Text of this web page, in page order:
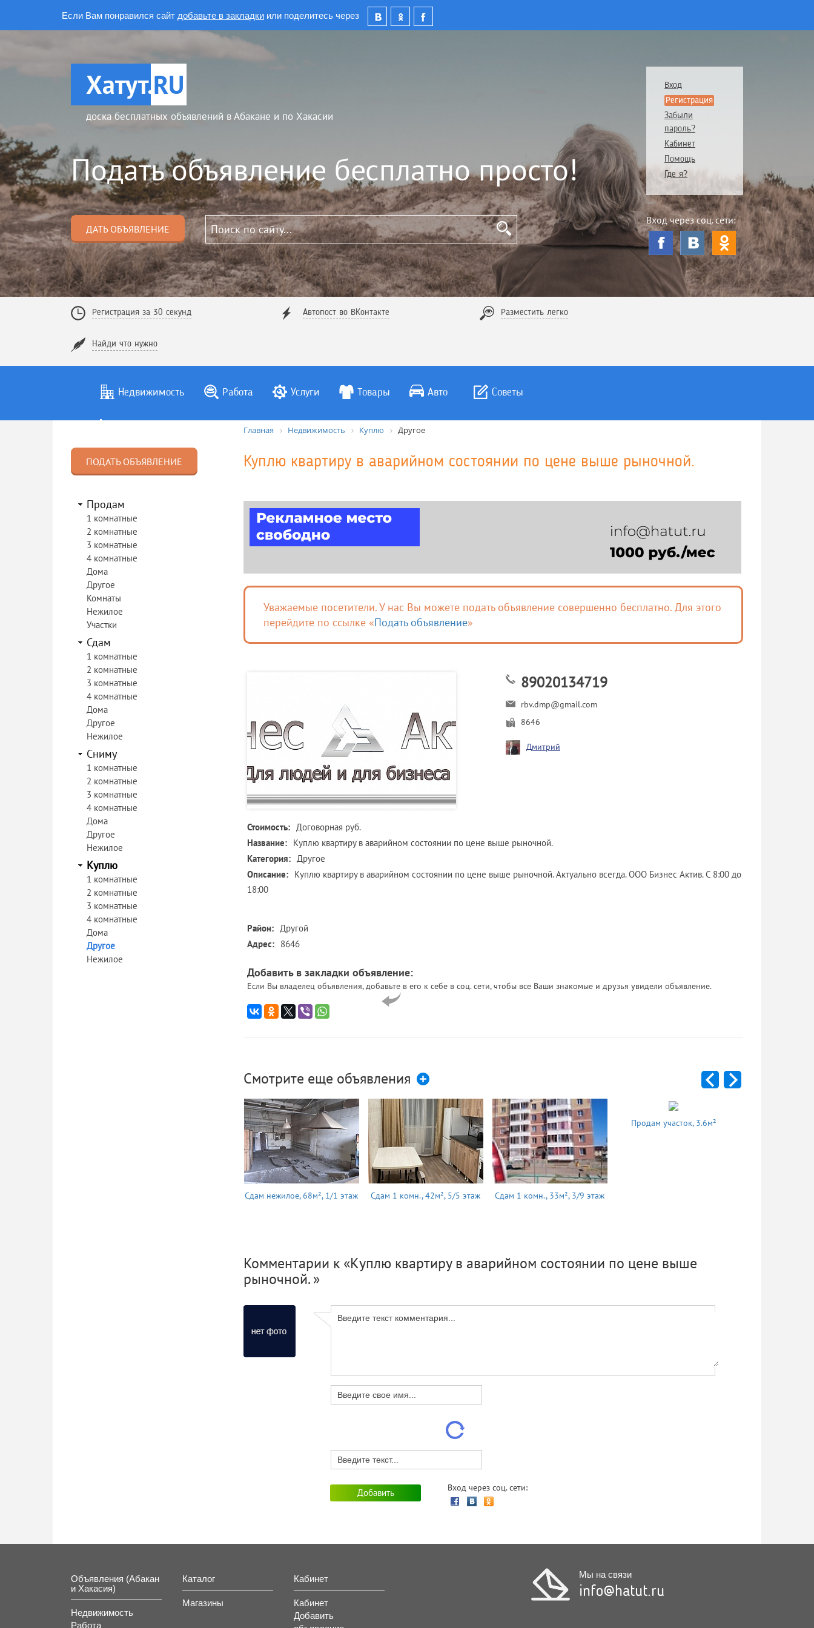
Если Вам понравился сайт добавьте в закладки или поделитесь через
Хатут.RU
доска бесплатных объявлений в Абакане и по Хакасии
Подать объявление бесплатно просто!
ДАТЬ ОБЪЯВЛЕНИЕ
Вход
Регистрация
Забыли
пароль?
Кабинет
Помощь
Где я?
Вход через соц. сети:
Регистрация за 30 секунд Автопост во ВКонтакте Разместить легко
Найди что нужно
Недвижимость Работа Услуги Товары Авто Советы
ПОДАТЬ ОБЪЯВЛЕНИЕ
Продам
1 комнатные
2 комнатные
3 комнатные
4 комнатные
Дома
Другое
Комнаты
Нежилое
Участки
Сдам
1 комнатные
2 комнатные
3 комнатные
4 комнатные
Дома
Другое
Нежилое
Сниму
1 комнатные
2 комнатные
3 комнатные
4 комнатные
Дома
Другое
Нежилое
Куплю
1 комнатные
2 комнатные
3 комнатные
4 комнатные
Дома
Другое
Нежилое
Главная Недвижимость Куплю Другое
Куплю квартиру в аварийном состоянии по цене выше рыночной.
Уважаемые посетители. У нас Вы можете подать объявление совершенно бесплатно. Для этого
перейдите по ссылке «Подать объявление»
89020134719
rbv.dmp@gmail.com
8646
Дмитрий
Стоимость: Договорная руб.
Название: Куплю квартиру в аварийном состоянии по цене выше рыночной.
Категория: Другое
Описание: Куплю квартиру в аварийном состоянии по цене выше рыночной. Актуально всегда. ООО Бизнес Актив. С 8:00 до
18:00
Район: Другой
Адрес: 8646
Добавить в закладки объявление:
Если Вы владелец объявления, добавьте в его к себе в соц. сети, чтобы все Ваши знакомые и друзья увидели объявление.
Смотрите еще объявления
Сдам нежилое, 68м², 1/1 этаж Сдам 1 комн., 42м², 5/5 этаж Сдам 1 комн., 33м², 3/9 этаж
Продам участок, 3.6м²
Комментарии к «Куплю квартиру в аварийном состоянии по цене выше
рыночной. »
Вход через соц. сети:
Объявления (Абакан
и Хакасия)
Недвижимость
Работа
Каталог
Магазины
Кабинет
Кабинет
Добавить
Мы на связи
info@hatut.ru